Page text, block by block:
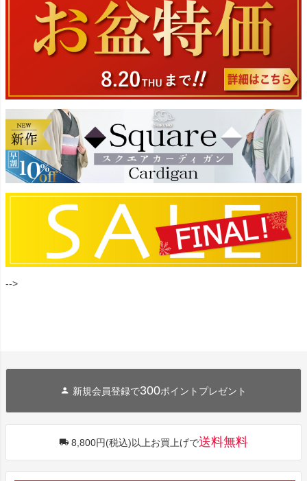
-->
新規会員登録で300ポイントプレゼント
8,800円(税込)以上お買上げで送料無料